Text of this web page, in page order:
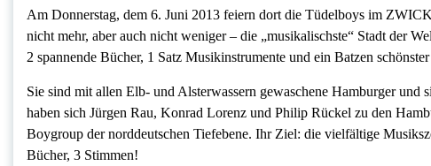
Am Donnerstag, dem 6. Juni 2013 feiern dort die Tüdelboys im
nicht mehr, aber auch nicht weniger – die „musikalischste“ Stadt der
2 spannende Bücher, 1 Satz Musikinstrumente und ein Batzen
Sie sind mit allen Elb- und Alsterwassern gewaschene Hamburger
haben sich Jürgen Rau, Konrad Lorenz und Philip Rückel zu den
Boygroup der norddeutschen Tiefebene. Ihr Ziel: die vielfältige
Bücher, 3 Stimmen!